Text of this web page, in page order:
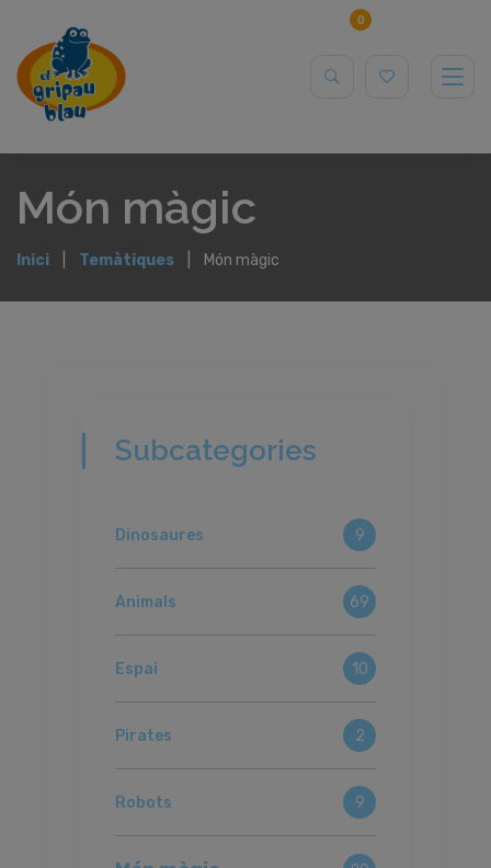
0
Món màgic
Inici Temàtiques Món màgic
Subcategories
Dinosaures 9
Animals 69
Espai 10
Pirates 2
Robots 9